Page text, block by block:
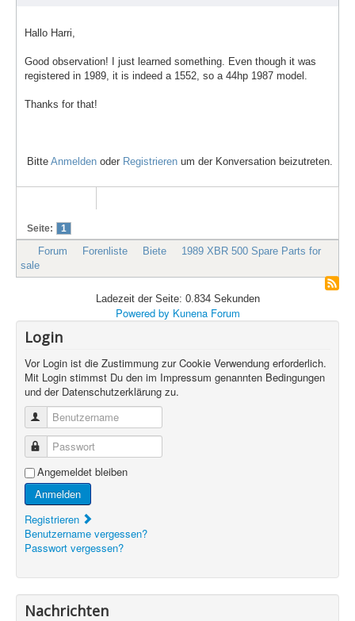
Hallo Harri,
Good observation! I just learned something. Even though it was
registered in 1989, it is indeed a 1552, so a 44hp 1987 model.
Thanks for that!
Bitte Anmelden oder Registrieren um der Konversation beizutreten.
Seite: 1
Forum Forenliste Biete
1989 XBR 500 Spare Parts for
sale
Ladezeit der Seite: 0.834 Sekunden
Powered by Kunena Forum
Login
Vor Login ist die Zustimmung zur Cookie Verwendung erforderlich.
Mit Login stimmst Du den im Impressum genannten Bedingungen
und der Datenschutzerklärung zu.
Benutzername
Passwort
Angemeldet bleiben
Anmelden
Registrieren
Benutzername vergessen?
Passwort vergessen?
Nachrichten